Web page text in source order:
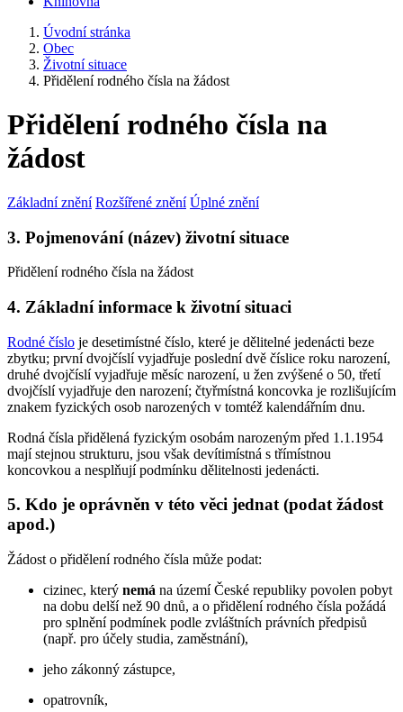
Úvodní stránka
Obec
Životní situace
Přidělení rodného čísla na žádost
Přidělení rodného čísla na
žádost
Základní znění Rozšířené znění Úplné znění
3. Pojmenování (název) životní situace
Přidělení rodného čísla na žádost
4. Základní informace k životní situaci
Rodné číslo je desetimístné číslo, které je dělitelné jedenácti beze
zbytku; první dvojčíslí vyjadřuje poslední dvě číslice roku narození,
druhé dvojčíslí vyjadřuje měsíc narození, u žen zvýšené o 50, třetí
dvojčíslí vyjadřuje den narození; čtyřmístná koncovka je rozlišujícím
znakem fyzických osob narozených v tomtéž kalendářním dnu.
Rodná čísla přidělená fyzickým osobám narozeným před 1.1.1954
mají stejnou strukturu, jsou však devítimístná s třímístnou
koncovkou a nesplňují podmínku dělitelnosti jedenácti.
5. Kdo je oprávněn v této věci jednat (podat žádost
apod.)
Žádost o přidělení rodného čísla může podat:
cizinec, který nemá na území České republiky povolen pobyt
na dobu delší než 90 dnů, a o přidělení rodného čísla požádá
pro splnění podmínek podle zvláštních právních předpisů
(např. pro účely studia, zaměstnání),
jeho zákonný zástupce,
opatrovník,